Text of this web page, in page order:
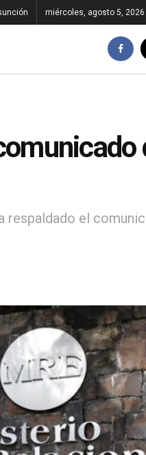
miércoles, agosto 5, 2026
respaldado el